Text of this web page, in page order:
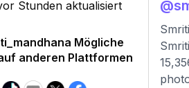
Stunden aktualisiert
Mögliche
anderen Plattformen
@